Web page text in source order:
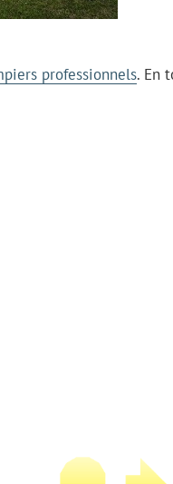
professionnels. En